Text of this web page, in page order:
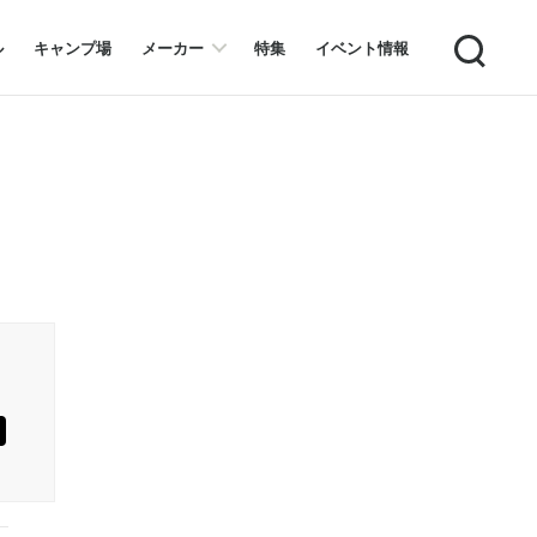
キャンプ場 メーカー 特集 イベント情報 Search